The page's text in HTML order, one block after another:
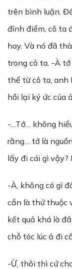
trên bình luận.
đỉnh điểm, cô ta
hay. Và nó đã
trong cô ta. -À
thể từ cô ta, anh
hồi lại ký ức của
-…Tớ… không
rằng… tớ là
lấy đi cái gì vậy?
-À, không có gì
cần là thứ thuộc
kết quả khá là
chỗ tóc lúc ả đi
-Ừ, thôi thì cứ